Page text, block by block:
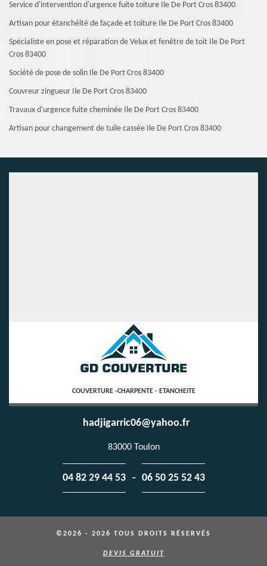
Service d'intervention d'urgence fuite toiture Ile De Port Cros 83400
Artisan pour étanchéité de façade et toiture Ile De Port Cros 83400
Spécialiste en pose et réparation de Velux et fenêtre de toit Ile De Port
Cros 83400
Société de pose de solin Ile De Port Cros 83400
Couvreur zingueur Ile De Port Cros 83400
Travaux d'urgence fuite cheminée Ile De Port Cros 83400
Artisan pour changement de tuile cassée Ile De Port Cros 83400
COUVERTURE -CHARPENTE - ETANCHEITE
hadjigarric06@yahoo.fr
83000 Toulon
04 82 29 44 53 - 06 50 25 52 43
©2026 - 2026 TOUS DROITS RÉSERVÉS
DEVIS GRATUIT